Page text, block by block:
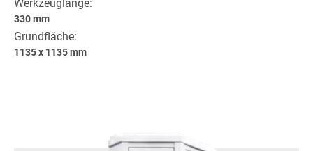
Werkzeuglänge:
330 mm
Grundfläche:
1135 x 1135 mm